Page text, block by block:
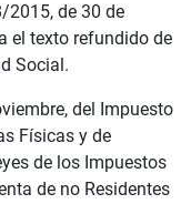
2015, de 30 de
el texto refundido de
Social.
del Impuesto
Físicas y de
de los Impuestos
de no Residentes